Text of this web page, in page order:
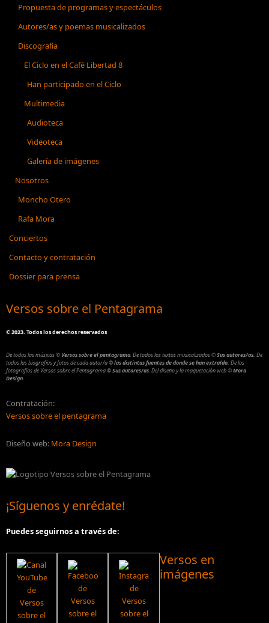
Propuesta de programas y espectáculos
Autores/as y poemas musicalizados
Discografía
El Ciclo en el Café Libertad 8
Han participado en el Ciclo
Multimedia
Audioteca
Videoteca
Galería de imágenes
Nosotros
Moncho Otero
Rafa Mora
Conciertos
Contacto y contratación
Dossier para prensa
Versos sobre el Pentagrama
©2023. Todos los derechos reservados
De todas las músicas© Versos sobre el pentagrama. De todos los textos musicalizados©Sus autores/as. De
todos las biografías y fotos de cada autor/a© las distintas fuentes de donde se han extraído. De las
fotografías de Versos sobre el Pentagrama© Sus autores/as. Del diseño y la maquetación web©Mora
Design.
Contratación:
Versos sobre el pentagrama
Diseño web: Mora Design
¡Síguenos y enrédate!
Puedes seguirnos a través de:
Versos en
imágenes